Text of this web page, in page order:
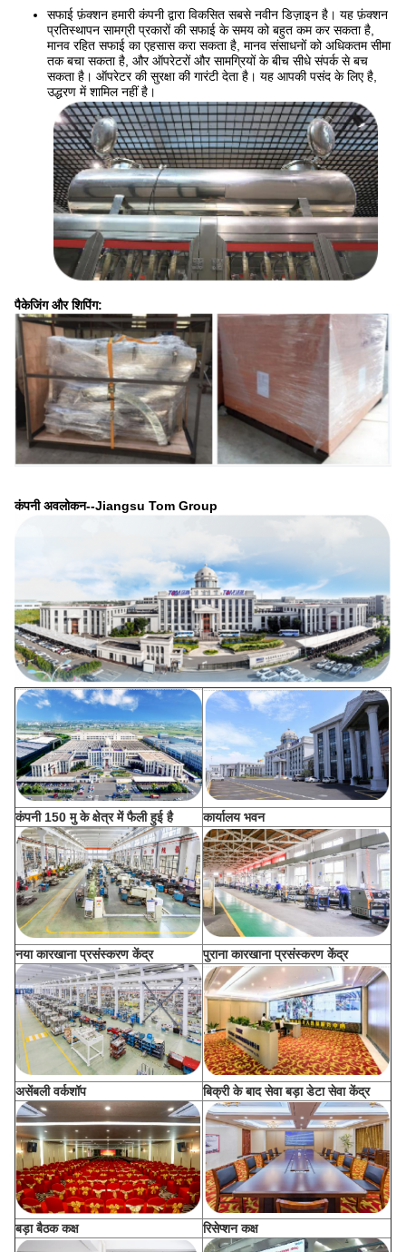
सफाई फ़ंक्शन हमारी कंपनी द्वारा विकसित सबसे नवीन डिज़ाइन है। यह फ़ंक्शन
प्रतिस्थापन सामग्री प्रकारों की सफाई के समय को बहुत कम कर सकता है,
मानव रहित सफाई का एहसास करा सकता है, मानव संसाधनों को अधिकतम सीमा
तक बचा सकता है, और ऑपरेटरों और सामग्रियों के बीच सीधे संपर्क से बच
सकता है। ऑपरेटर की सुरक्षा की गारंटी देता है। यह आपकी पसंद के लिए है,
उद्धरण में शामिल नहीं है।
पैकेजिंग और शिपिंग:
कंपनी अवलोकन--Jiangsu Tom Group
कंपनी 150 मु के क्षेत्र में फैली हुई है कार्यालय भवन
नया कारखाना प्रसंस्करण केंद्र पुराना कारखाना प्रसंस्करण केंद्र
असेंबली वर्कशॉप बिक्री के बाद सेवा बड़ा डेटा सेवा केंद्र
बड़ा बैठक कक्ष रिसेप्शन कक्ष